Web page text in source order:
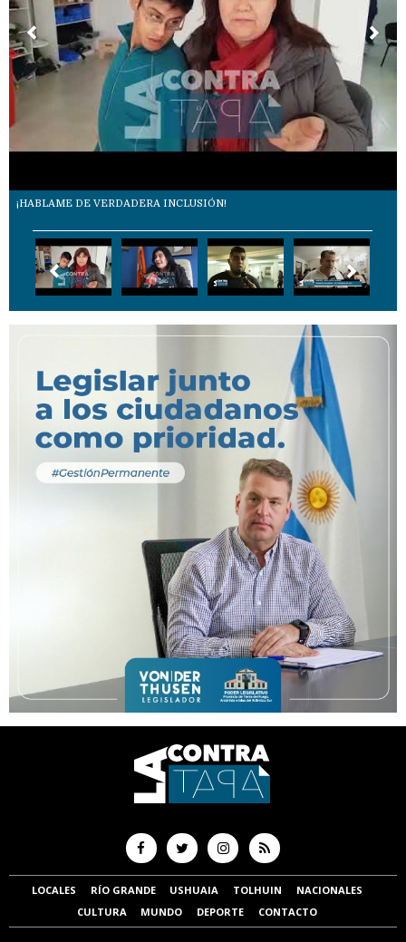
¡HABLAME DE VERDADERA INCLUSIÓN!
LOCALES RÍO GRANDE USHUAIA TOLHUIN
NACIONALES
CULTURA
MUNDO DEPORTE CONTACTO